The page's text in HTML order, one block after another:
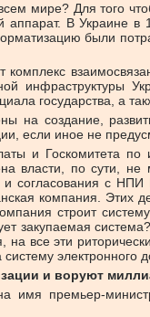
мире? Для того
аппарат. В Украине
были
инфраструктуры
государства, а
на создание,
если иное не
и Госкомитета по
власти, по сути,
согласования с
компания. Этих
строит
закупаемая
все эти
электронного
и воруют
имя премьер-